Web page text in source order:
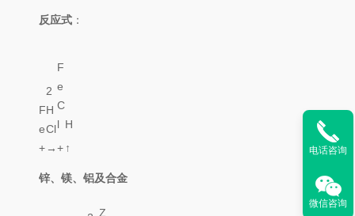
反应式：
F
e
+
2
H
Cl
→
F
e
C
l2
+
H
2
↑
锌、镁、铝及合金
Z
电话咨询
微信咨询